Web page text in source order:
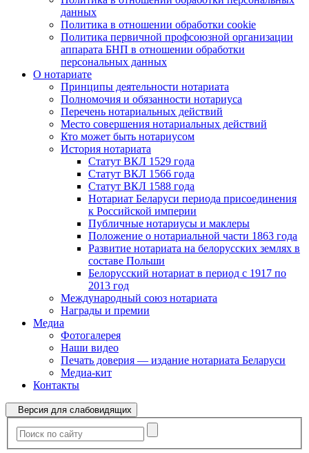
данных
Политика в отношении обработки cookie
Политика первичной профсоюзной организации
аппарата БНП в отношении обработки
персональных данных
О нотариате
Принципы деятельности нотариата
Полномочия и обязанности нотариуса
Перечень нотариальных действий
Место совершения нотариальных действий
Кто может быть нотариусом
История нотариата
Статут ВКЛ 1529 года
Статут ВКЛ 1566 года
Статут ВКЛ 1588 года
Нотариат Беларуси периода присоединения
к Российской империи
Публичные нотариусы и маклеры
Положение о нотариальной части 1863 года
Развитие нотариата на белорусских землях в
составе Польши
Белорусский нотариат в период с 1917 по
2013 год
Международный союз нотариата
Награды и премии
Медиа
Фотогалерея
Наши видео
Печать доверия — издание нотариата Беларуси
Медиа-кит
Контакты
Версия для слабовидящих